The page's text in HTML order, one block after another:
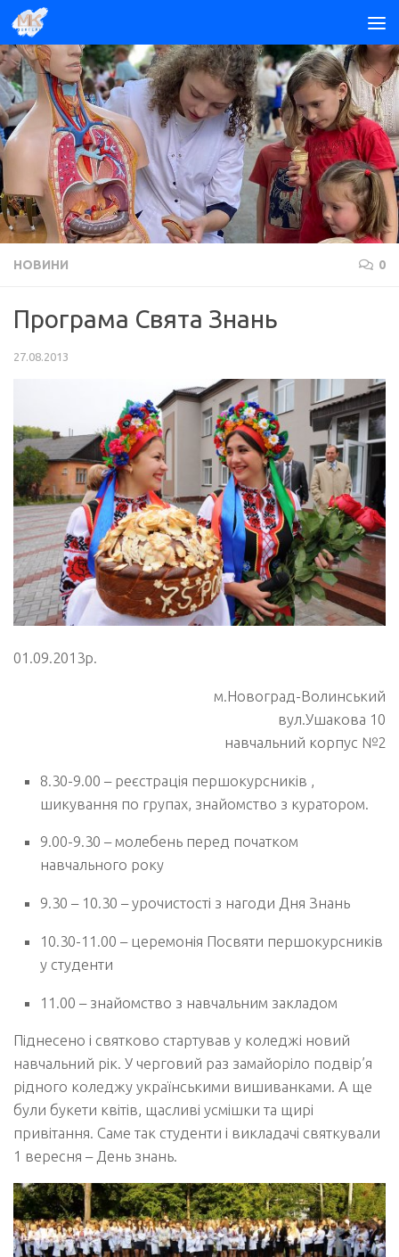
Skip to content
НОВИНИ 0
Програма Свята Знань
27.08.2013
01.09.2013р.
м.Новоград-Волинський
вул.Ушакова 10
навчальний корпус №2
8.30-9.00 – реєстрація першокурсників ,
шикування по групах, знайомство з куратором.
9.00-9.30 – молебень перед початком
навчального року
9.30 – 10.30 – урочистості з нагоди Дня Знань
10.30-11.00 – церемонія Посвяти першокурсників
у студенти
11.00 – знайомство з навчальним закладом
Піднесено і святково стартував у коледжі новий
навчальний рік. У черговий раз замайоріло подвір’я
рідного коледжу українськими вишиванками. А ще
були букети квітів, щасливі усмішки та щирі
привітання. Саме так студенти і викладачі святкували
1 вересня – День знань.